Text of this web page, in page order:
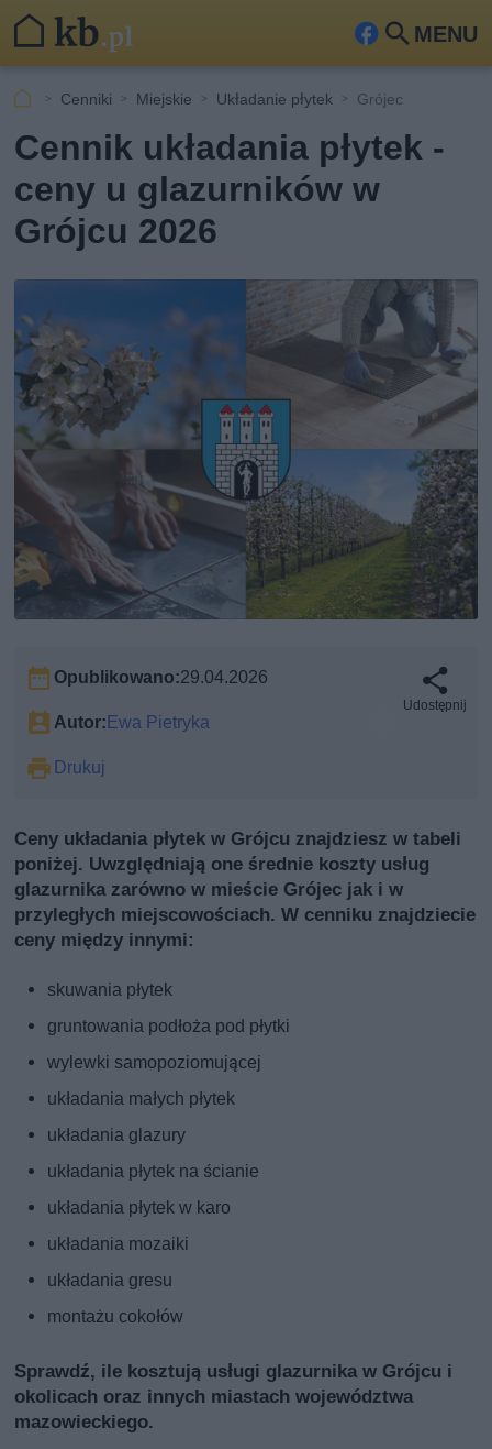
MENU
Fa
ook
Szu
kaj
Cenniki Miejskie Układanie płytek Grójec
Cennik układania płytek -
ceny u glazurników w
Grójcu 2026
Opublikowano:29.04.2026
Autor: Ewa Pietryka
Drukuj
Udostępnij
Ceny układania płytek w Grójcu znajdziesz w tabeli
poniżej. Uwzględniają one średnie koszty usług
glazurnika zarówno w mieście Grójec jak i w
przyległych miejscowościach. W cenniku znajdziecie
ceny między innymi:
skuwania płytek
gruntowania podłoża pod płytki
wylewki samopoziomującej
układania małych płytek
układania glazury
układania płytek na ścianie
układania płytek w karo
układania mozaiki
układania gresu
montażu cokołów
Sprawdź, ile kosztują usługi glazurnika w Grójcu i
okolicach oraz innych miastach województwa
mazowieckiego.